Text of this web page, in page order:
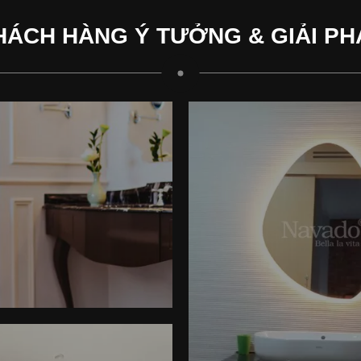
HÀNG Ý TƯỞNG & GIẢI